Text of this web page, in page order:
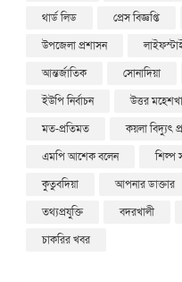
থার্ড লিড
প্রেস বিজ্ঞপ্তি
উপজেলা প্রশাসন
আন্তর্জাতিক
সোনাদিয়া
ইউপি নির্বাচন
উত্তর
মত-প্রতিমত
কয়লা বিদ্যুৎ
এমপি আশেক বলেন
শিল্প
কুতুবদিয়া
আপনার ডাক্তার
তথ্যপ্রযুক্তি
বদরখালী
চাকরির খবর